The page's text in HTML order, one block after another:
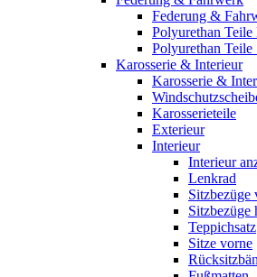
Federung &
Polyurethan Teile
Polyurethan Teile
Karosserie & Interieur
Karosserie &
Karosserieteile
Exterieur
Interieur
Interieur
Lenkrad
Sitzbezüge
Sitzbezüge
Teppichsatz
Sitze vorne